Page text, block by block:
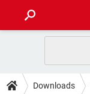
INSTAGRAM
HOW-TO
Downloads